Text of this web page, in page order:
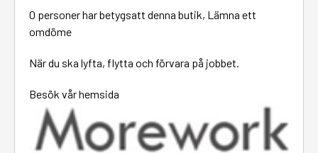
0 personer har betygsatt denna butik, Lämna ett
omdöme
När du ska lyfta, flytta och förvara på jobbet.
Besök vår hemsida